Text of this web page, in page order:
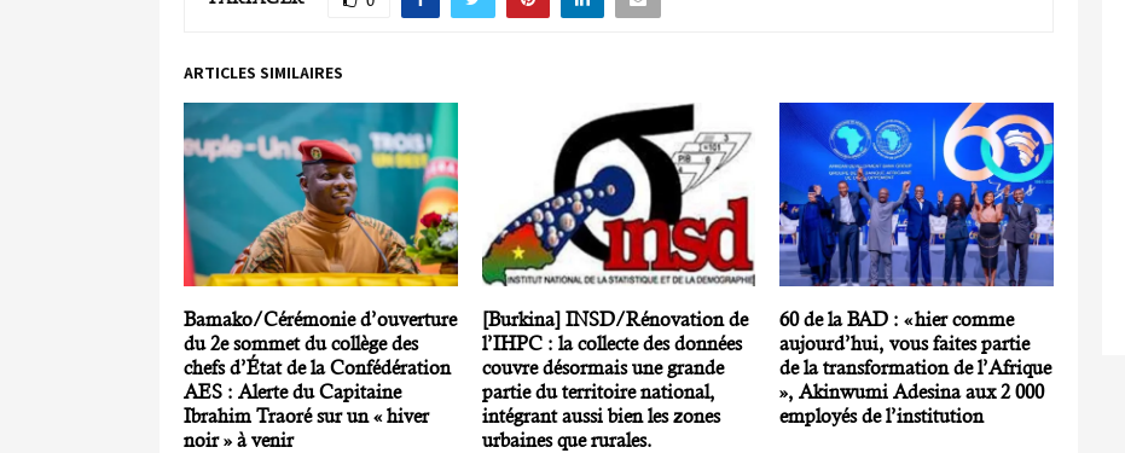
ARTICLES SIMILAIRES
Bamako/Cérémonie d’ouverture
du 2e sommet du collège des
chefs d’État de la Confédération
AES : Alerte du Capitaine
Ibrahim Traoré sur un « hiver
noir » à venir
[Burkina] INSD/Rénovation de
l’IHPC : la collecte des données
couvre désormais une grande
partie du territoire national,
intégrant aussi bien les zones
urbaines que rurales.
60 de la BAD : « hier comme
aujourd’hui, vous faites partie
de la transformation de l’Afrique
», Akinwumi Adesina aux 2 000
employés de l’institution